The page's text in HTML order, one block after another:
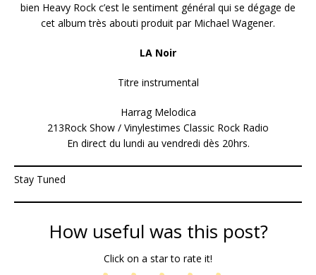
bien Heavy Rock c’est le sentiment général qui se dégage de
cet album très abouti produit par Michael Wagener.
LA Noir
Titre instrumental
Harrag Melodica
213Rock Show / Vinylestimes Classic Rock Radio
En direct du lundi au vendredi dès 20hrs.
Stay Tuned
How useful was this post?
Click on a star to rate it!